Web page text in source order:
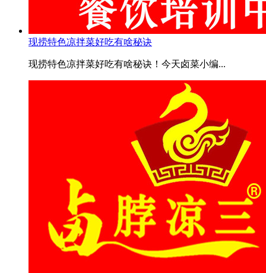
现捞特色凉拌菜好吃有啥秘诀
现捞特色凉拌菜好吃有啥秘诀！今天卤菜小编...